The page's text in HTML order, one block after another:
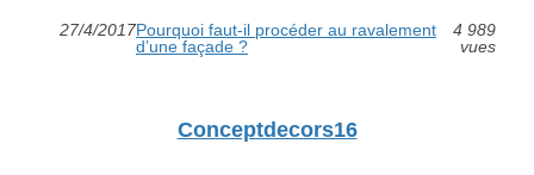
27/4/2017Pourquoi faut-il procéder au ravalement
d’une façade ?
4 989
vues
Conceptdecors16